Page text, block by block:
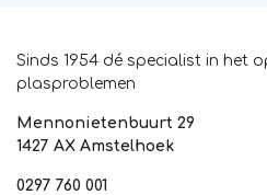
Sinds 1954 dé specialist in het
plasproblemen
Mennonietenbuurt 29
1427 AX Amstelhoek
0297 760 001